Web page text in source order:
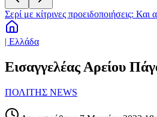
Σερί με κίτρινες προειδοποιήσεις:
| Ελλάδα
Εισαγγελέας Αρείου
ΠΟΛΙΤΗΣ NEWS